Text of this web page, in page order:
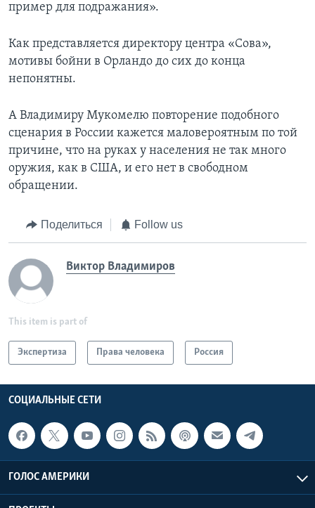
пример для подражания».
Как представляется директору центра «Сова»,
мотивы бойни в Орландо до сих до конца
непонятны.
А Владимиру Мукомелю повторение подобного
сценария в России кажется маловероятным по той
причине, что на руках у населения не так много
оружия, как в США, и его нет в свободном
обращении.
Поделиться Follow us
Виктор Владимиров
This item is part of
Экспертиза Права человека Россия
СОЦИАЛЬНЫЕ СЕТИ
ГОЛОС АМЕРИКИ